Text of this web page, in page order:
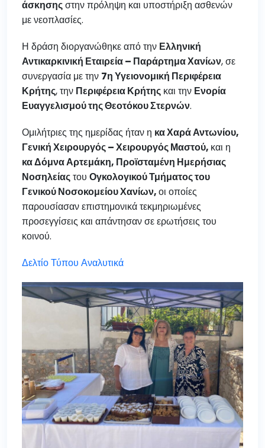
άσκησηςστην πρόληψη και υποστήριξη ασθενών
με νεοπλασίες.
Η δράση διοργανώθηκε από την Ελληνική
Αντικαρκινική Εταιρεία – Παράρτημα Χανίων, σε
συνεργασία με την 7η Υγειονομική Περιφέρεια
Κρήτης, την Περιφέρεια Κρήτης και την Ενορία
Ευαγγελισμού της Θεοτόκου Στερνών.
Ομιλήτριες της ημερίδας ήταν η κα Χαρά Αντωνίου,
Γενική Χειρουργός – Χειρουργός Μαστού, και η
κα Δόμνα Αρτεμάκη, Προϊσταμένη Ημερήσιας
Νοσηλείαςτου Ογκολογικού Τμήματος του
Γενικού Νοσοκομείου Χανίων,οι οποίες
παρουσίασαν επιστημονικά τεκμηριωμένες
προσεγγίσεις και απάντησαν σε ερωτήσεις του
κοινού.
Δελτίο Τύπου Αναλυτικά